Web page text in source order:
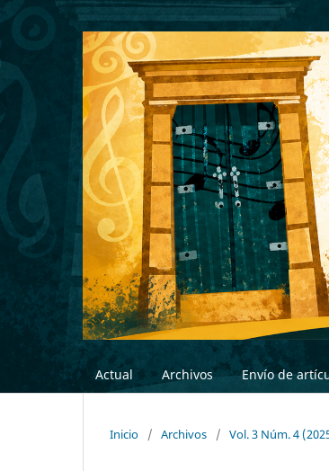
Actual Archivos Envío de
Inicio / Archivos / Vol. 3 Núm. 4